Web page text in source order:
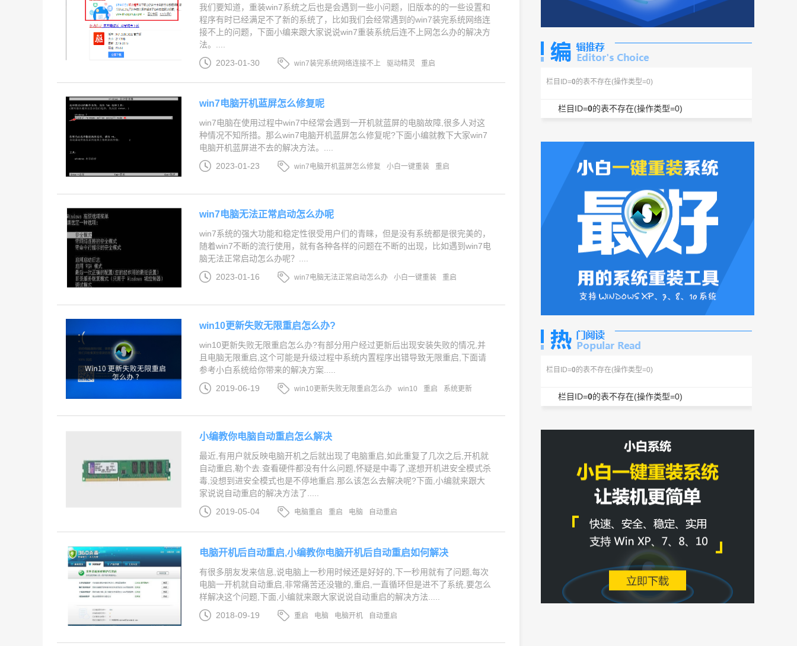
我们要知道，重装win7系统之后也是会遇到一些小问题，旧版本的的一些设置和
程序有时已经满足不了新的系统了，比如我们会经常遇到的win7装完系统网络连
接不上的问题，下面小编来跟大家说说win7重装系统后连不上网怎么办的解决方
法。....
2023-01-30
win7装完系统网络连接不上 驱动精灵 重启
win7电脑开机蓝屏怎么修复呢
win7电脑在使用过程中win7中经常会遇到一开机就蓝屏的电脑故障,很多人对这
种情况不知所措。那么win7电脑开机蓝屏怎么修复呢?下面小编就教下大家win7
电脑开机蓝屏进不去的解决方法。....
2023-01-23
win7电脑开机蓝屏怎么修复 小白一键重装 重启
win7电脑无法正常启动怎么办呢
win7系统的强大功能和稳定性很受用户们的青睐，但是没有系统都是很完美的，
随着win7不断的流行使用，就有各种各样的问题在不断的出现，比如遇到win7电
脑无法正常启动怎么办呢？....
2023-01-16
win7电脑无法正常启动怎么办 小白一键重装 重启
win10更新失败无限重启怎么办?
win10更新失败无限重启怎么办?有部分用户经过更新后出现安装失败的情况,并
且电脑无限重启,这个可能是升级过程中系统内置程序出错导致无限重启,下面请
参考小白系统给你带来的解决方案.....
2019-06-19
win10更新失败无限重启怎么办 win10 重启 系统更新
小编教你电脑自动重启怎么解决
最近,有用户就反映电脑开机之后就出现了电脑重启,如此重复了几次之后,开机就
自动重启,勒个去.查看硬件都没有什么问题,怀疑是中毒了,遂想开机进安全模式杀
毒,没想到进安全模式也是不停地重启.那么该怎么去解决呢?下面,小编就来跟大
家说说自动重启的解决方法了.....
2019-05-04
电脑重启 重启 电脑 自动重启
电脑开机后自动重启,小编教你电脑开机后自动重启如何解决
有很多朋友发来信息,说电脑上一秒用时候还是好好的,下一秒用就有了问题,每次
电脑一开机就自动重启,非常痛苦还没辙的,重启,一直循环但是进不了系统,要怎么
样解决这个问题,下面,小编就来跟大家说说自动重启的解决方法.....
2018-09-19
重启 电脑 电脑开机 自动重启
栏目ID=0 的表不存在(操作类型=0)
栏目ID=0的表不存在(操作类型=0)
栏目ID=0 的表不存在(操作类型=0)
栏目ID=0的表不存在(操作类型=0)